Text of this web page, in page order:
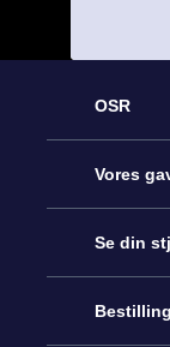
OSR
Kontakt
Bloggen
Vores
Online
OSR
Se din
Star